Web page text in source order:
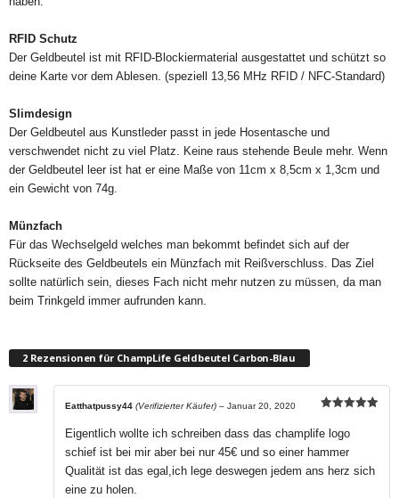
RFID Schutz
Der Geldbeutel ist mit RFID-Blockiermaterial ausgestattet und schützt so
deine Karte vor dem Ablesen. (speziell 13,56 MHz RFID / NFC-Standard)
Slimdesign
Der Geldbeutel aus Kunstleder passt in jede Hosentasche und
verschwendet nicht zu viel Platz. Keine raus stehende Beule mehr. Wenn
der Geldbeutel leer ist hat er eine Maße von 11cm x 8,5cm x 1,3cm und
ein Gewicht von 74g.
Münzfach
Für das Wechselgeld welches man bekommt befindet sich auf der
Rückseite des Geldbeutels ein Münzfach mit Reißverschluss. Das Ziel
sollte natürlich sein, dieses Fach nicht mehr nutzen zu müssen, da man
beim Trinkgeld immer aufrunden kann.
2 Rezensionen für ChampLife Geldbeutel Carbon-Blau
von 5
Eatthatpussy44 (Verifizierter Käufer) – Januar 20, 2020
Eigentlich wollte ich schreiben dass das champlife logo
schief ist bei mir aber bei nur 45€ und so einer hammer
Qualität ist das egal,ich lege deswegen jedem ans herz sich
eine zu holen.